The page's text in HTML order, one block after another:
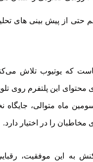
که یوتیوب تلاش می‌کند
محتوای این پلتفرم روی
مخاطبان را در اختیار دارد.
به این موفقیت،